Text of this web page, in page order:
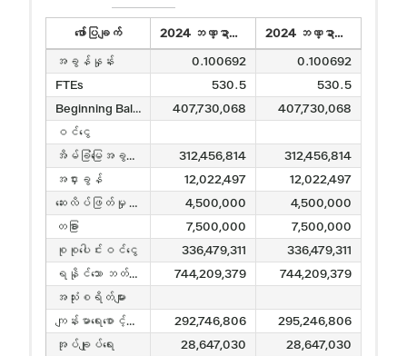
ဖော်ပြချက် 2024 ဘဏ္ဍာရေးနှစ် အဆိုပြုဘတ်ဂျက် - 9/6/2023
2024 ဘဏ္ဍာရေးနှစ် အဆိုပြုဘတ်ဂျက် – 9/25/2023
အခွန်နှုန်း
0.100692
0.100692
FTEs
530.5
530.5
Beginning Balance
407,730,068
407,730,068
ဝင်ငွေ
အိမ်ခြံမြေအခွန်များ
312,456,814
312,456,814
အငှားခွန်
12,022,497
12,022,497
ဆေးလိပ်ဖြတ်မှု ဖြေရှင်းရေး
4,500,000
4,500,000
တခြား
7,500,000
7,500,000
စုစုပေါင်းဝင်ငွေ
336,479,311
336,479,311
ရနိုင်သော ဘတ်ဂျက်အရင်းအမြစ်များ
744,209,379
744,209,379
အသုံးစရိတ်များ
ကျန်းမာရေးစောင့်ရှောက်မှု ပေးပို့ခြင်း။
292,746,806
295,246,806
အုပ်ချုပ်ရေး
28,647,030
28,647,030